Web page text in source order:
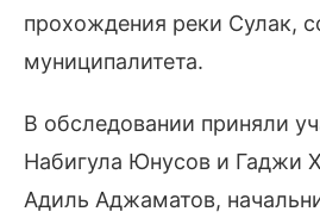
прохождения реки Сулак,
муниципалитета.
В обследовании приняли
Набигула Юнусов и Гаджи
Адиль Аджаматов,